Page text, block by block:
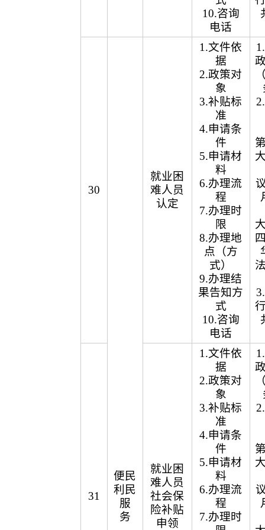
10.咨询
电话
30
便民
利民
服
务
就业困
难人员
认定
1.文件依
据
2.政策对
象
3.补贴标
准
4.申请条
件
5.申请材
料
6.办理流
程
7.办理时
限
8.办理地
点（方
式）
9.办理结
果告知方
式
10.咨询
电话
31
就业困
难人员
社会保
险补贴
申领
1.文件依
据
2.政策对
象
3.补贴标
准
4.申请条
件
5.申请材
料
6.办理流
程
7.办理时